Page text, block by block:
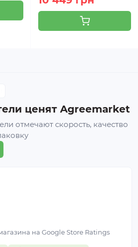
ценят Agreemarket
отмечают скорость, качество
на Google Store Ratings